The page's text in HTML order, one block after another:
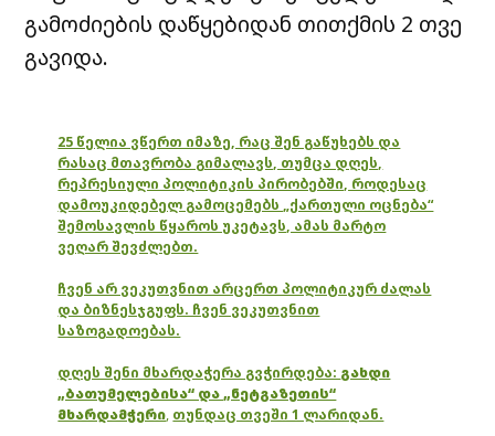
გამოძიების დაწყებიდან თითქმის 2 თვე
გავიდა.
25 წელია ვწერთ იმაზე, რაც შენ გაწუხებს და
რასაც მთავრობა გიმალავს, თუმცა დღეს,
რეპრესიული პოლიტიკის პირობებში, როდესაც
დამოუკიდებელ გამოცემებს „ქართული ოცნება“
შემოსავლის წყაროს უკეტავს, ამას მარტო
ვეღარ შევძლებთ.
ჩვენ არ ვეკუთვნით არცერთ პოლიტიკურ ძალას
და ბიზნესჯგუფს. ჩვენ ვეკუთვნით
საზოგადოებას.
დღეს შენი მხარდაჭერა გვჭირდება: გახდი
„ბათუმელებისა“ და „ნეტგაზეთის“
მხარდამჭერი, თუნდაც თვეში 1 ლარიდან.